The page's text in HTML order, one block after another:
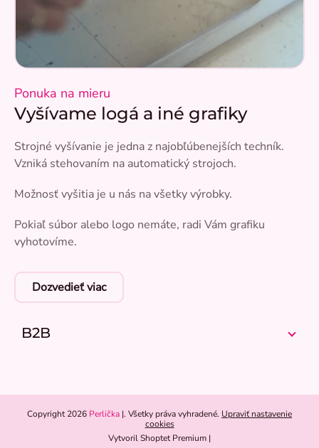
Ponuka na mieru
Vyšívame logá a iné grafiky
Strojné vyšívanie je jedna z najobľúbenejších techník.
Vzniká stehovaním na automatický strojoch.
Možnosť vyšitia je u nás na všetky výrobky.
Pokiaľ súbor alebo logo nemáte, radi Vám grafiku
vyhotovíme.
Dozvedieť viac
B2B
Vytvoril Shoptet Premium
Copyright 2026 Perlička . Všetky práva vyhradené. Upraviť nastavenie
cookies